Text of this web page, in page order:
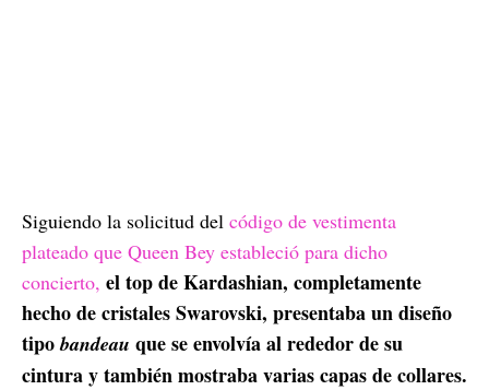
Siguiendo la solicitud del código de vestimenta
plateado que Queen Bey estableció para dicho
concierto, el top de Kardashian, completamente
hecho de cristales Swarovski, presentaba un diseño
tipobandeau que se envolvía al rededor de su
cintura y también mostraba varias capas de collares.